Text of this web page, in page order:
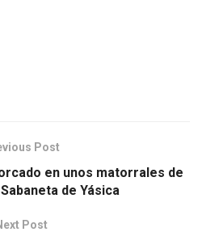
Post
en unos matorrales de
de Yásica
Post